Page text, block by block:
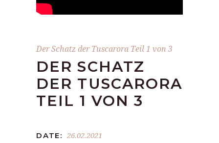
Der Schatz der Tuscarora Teil 1 von 3
DER SCHATZ
DER TUSCARORA
TEIL 1 VON 3
DATE: 26.02.2021